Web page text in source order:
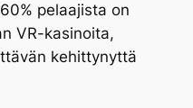
pelaajista on
VR-kasinoita,
kehittynyttä